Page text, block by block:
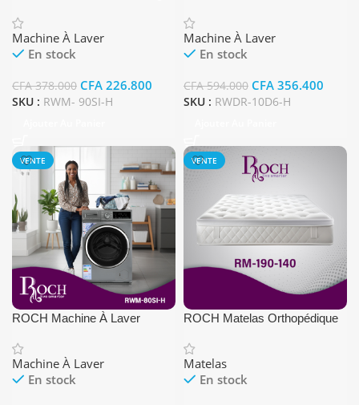
Machine À Laver
En stock
CFA378.000 CFA 226.800
SKU : RWM- 90SI-H
Machine À Laver
En stock
CFA594.000 CFA 356.400
SKU : RWDR-10D6-H
VENTE
ROCH Machine À Laver
Machine À Laver
En stock
VENTE
ROCH Matelas Orthopédique
Matelas
En stock